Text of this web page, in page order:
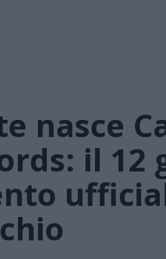
nasce
il 12